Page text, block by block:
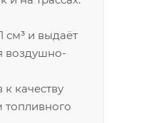
см³ и выдаёт
воздушно-
качеству
топливного